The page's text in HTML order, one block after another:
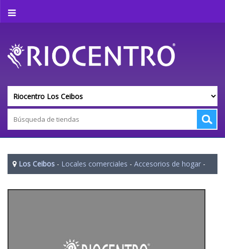
Los Ceibos - Locales comerciales - Accesorios de hogar -